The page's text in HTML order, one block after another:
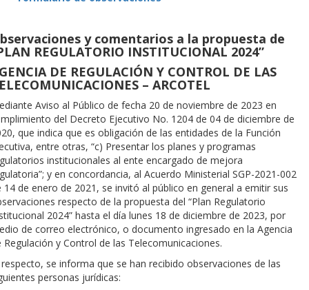
y comentarios a la propuesta de
REGULATORIO INSTITUCIONAL 2024”
DE REGULACIÓN Y CONTROL DE LAS
– ARCOTEL
Aviso al Público de fecha 20 de noviembre de 2023 en
del Decreto Ejecutivo No. 1204 de 04 de diciembre de
que indica que es obligación de las entidades de la Función
entre otras, “c) Presentar los planes y programas
institucionales al ente encargado de mejora
y en concordancia, al Acuerdo Ministerial SGP-2021-002
14 de enero de 2021, se invitó al público en general a emitir sus
respecto de la propuesta del “Plan Regulatorio
2024” hasta el día lunes 18 de diciembre de 2023, por
de correo electrónico, o documento ingresado en la Agencia
Regulación y Control de las Telecomunicaciones.
se informa que se han recibido observaciones de las
personas jurídicas: